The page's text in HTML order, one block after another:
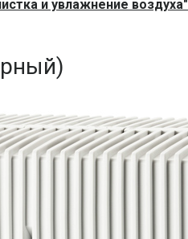
и увлажнение воздуха"